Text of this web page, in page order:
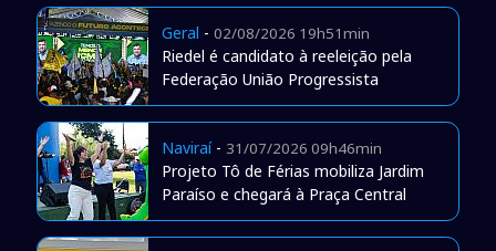
Geral - 02/08/2026 19h51min
Riedel é candidato à reeleição pela
Federação União Progressista
Naviraí- 31/07/2026 09h46min
Projeto Tô de Férias mobiliza Jardim
Paraíso e chegará à Praça Central